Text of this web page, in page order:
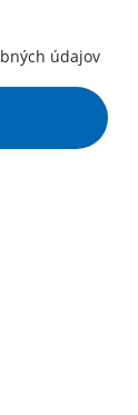
údajov